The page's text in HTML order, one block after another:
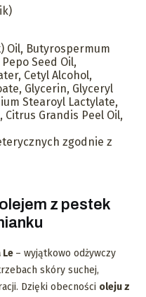
Oil, Butyrospermum
Seed Oil,
Cetyl Alcohol,
Glycerin, Glyceryl
Stearoyl Lactylate,
Grandis Peel Oil,
zgodnie z
z pestek
Le – wyjątkowo odżywczy
skóry suchej,
Dzięki obecności oleju z